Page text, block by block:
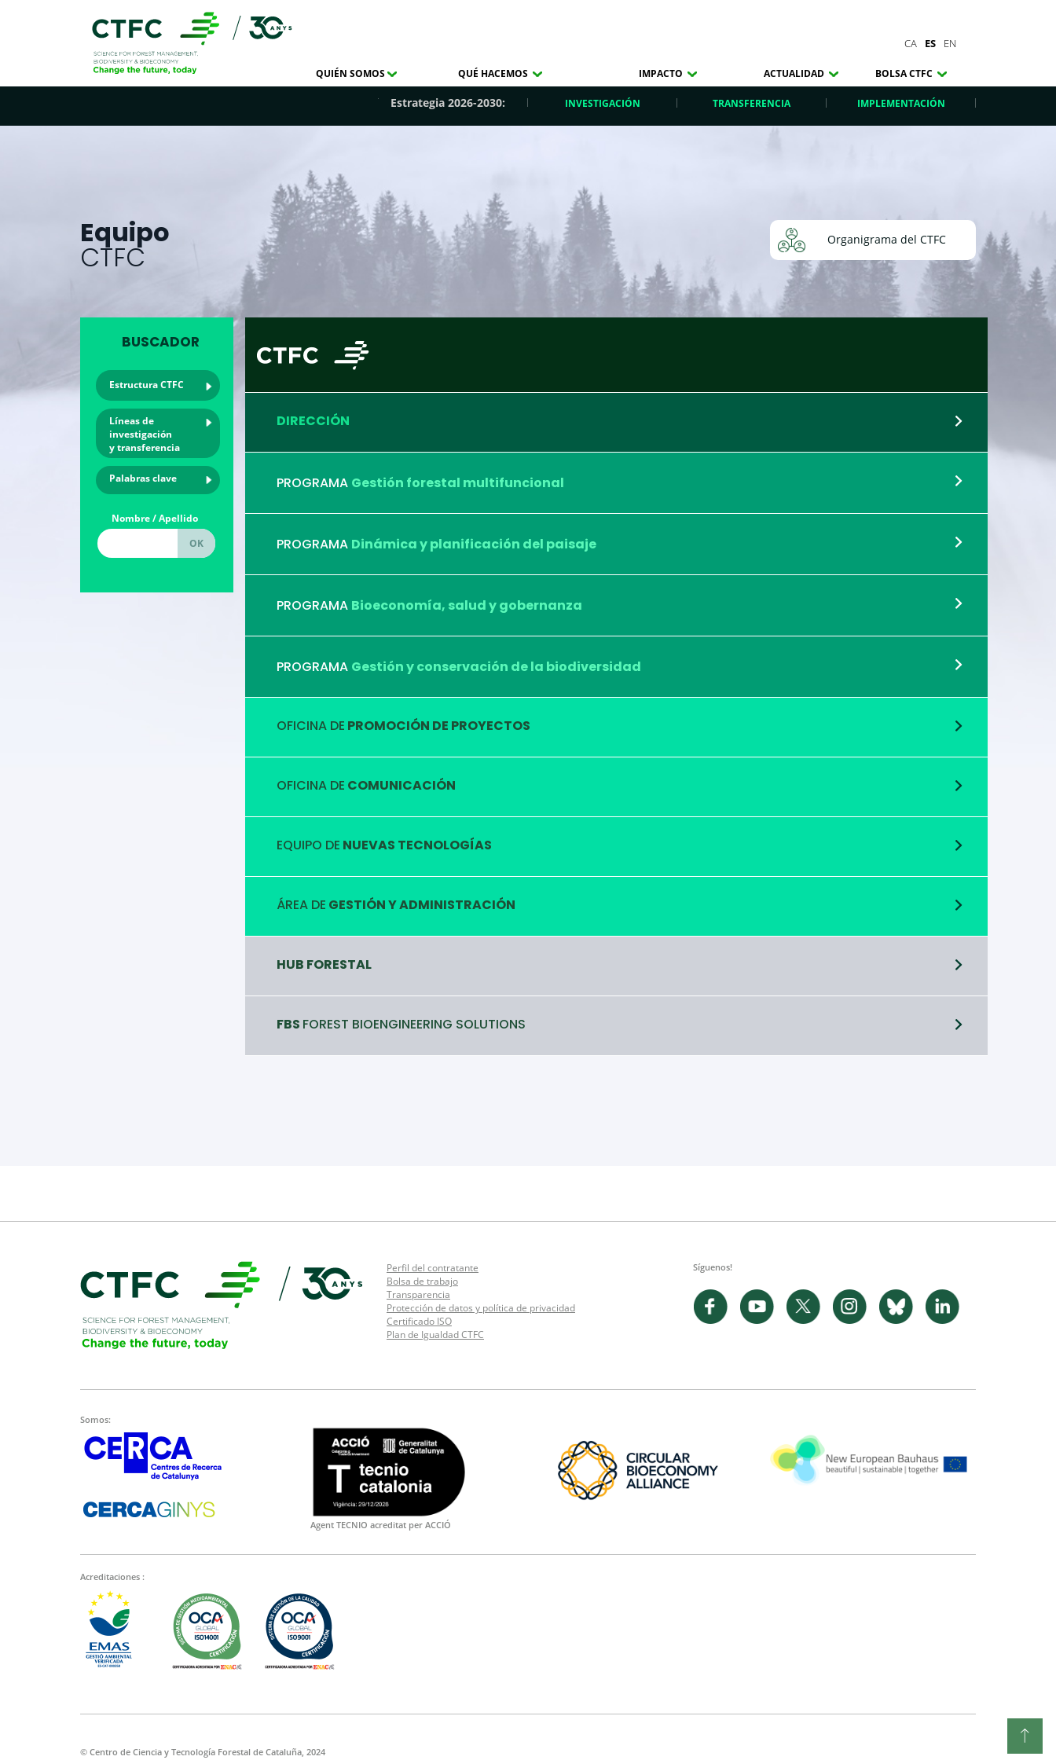
CA ES EN
QUIÉN SOMOS QUÉ HACEMOS IMPACTO ACTUALIDAD BOLSA CTFC
Estrategia 2026-2030: INVESTIGACIÓN TRANSFERENCIA IMPLEMENTACIÓN
Equipo
CTFC
Organigrama del CTFC
BUSCADOR
Estructura CTFC
Líneas de
investigación
y transferencia
Palabras clave
Nombre / Apellido
DIRECCIÓN
PROGRAMA Gestión forestal multifuncional
PROGRAMA Dinámica y planificación del paisaje
PROGRAMA Bioeconomía, salud y gobernanza
PROGRAMA Gestión y conservación de la biodiversidad
OFICINA DE PROMOCIÓN DE PROYECTOS
OFICINA DE COMUNICACIÓN
EQUIPO DE NUEVAS TECNOLOGÍAS
ÁREA DE GESTIÓN Y ADMINISTRACIÓN
HUB FORESTAL
FBS FOREST BIOENGINEERING SOLUTIONS
Perfil del contratante
Bolsa de trabajo
Transparencia
Protección de datos y política de privacidad
Certificado ISO
Plan de Igualdad CTFC
Síguenos!
Somos:
Agent TECNIO acreditat per ACCIÓ
Acreditaciones :
© Centro de Ciencia y Tecnología Forestal de Cataluña, 2024